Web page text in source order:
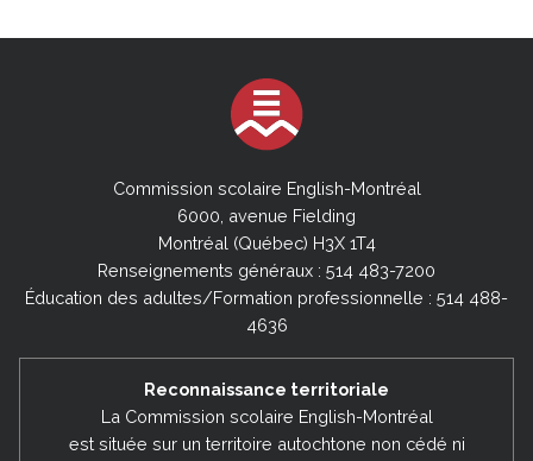
Commission scolaire English-Montréal
6000, avenue Fielding
Montréal (Québec) H3X 1T4
Renseignements généraux : 514 483-7200
Éducation des adultes/Formation professionnelle : 514 488-
4636
Reconnaissance territoriale
La Commission scolaire English-Montréal
est située sur un territoire autochtone non cédé ni